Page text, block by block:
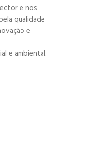
e nos
qualidade
e
e ambiental.